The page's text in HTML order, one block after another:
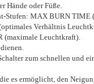
Hände oder Füße.
Stufen: MAX BURN TIME
Verhältnis
(maximale Leuchtkraft).
zum schnellen und
es ermöglicht, den